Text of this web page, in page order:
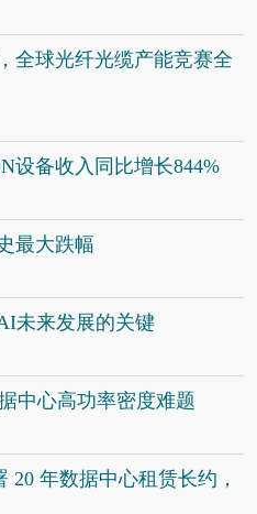
全球光纤光缆产能竞赛全
设备收入同比增长844%
最大跌幅
未来发展的关键
中心高功率密度难题
20 年数据中心租赁长约，